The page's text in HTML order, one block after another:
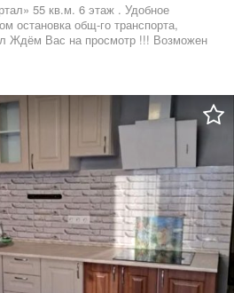
55 кв.м. 6 этаж . Удобное
остановка общ-го транспорта,
Ждём Вас на просмотр !!! Возможен